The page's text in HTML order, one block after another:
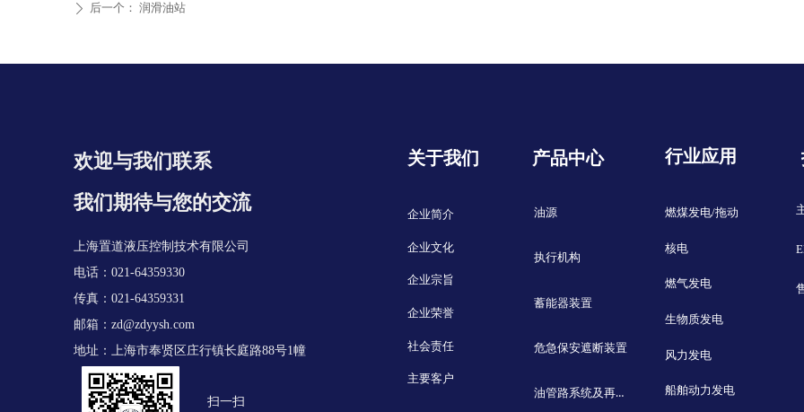
ꄲ 后一个： 润滑油站
欢迎与我们联系
我们期待与您的交流
上海置道液压控制技术有限公司
电话：021-64359330
传真：021-64359331
邮箱： zd@zdyysh.com
地址：上海市奉贤区庄行镇长庭路88号1幢
扫一扫
关于我们
企业简介
企业文化
企业宗旨
企业荣誉
社会责任
主要客户
产品中心
油源
执行机构
蓄能器装置
危急保安遮断装置
油管路系统及再生装置
行业应用
燃煤发电/拖动
核电
燃气发电
生物质发电
风力发电
船舶动力发电